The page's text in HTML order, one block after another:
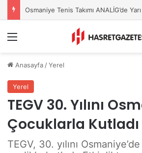
Osmaniye Tenis Takımı ANALİG’de
Anasayfa /Yerel
Yerel
TEGV 30. Yılını
Çocuklarla Kutladı
TEGV, 30. yılını